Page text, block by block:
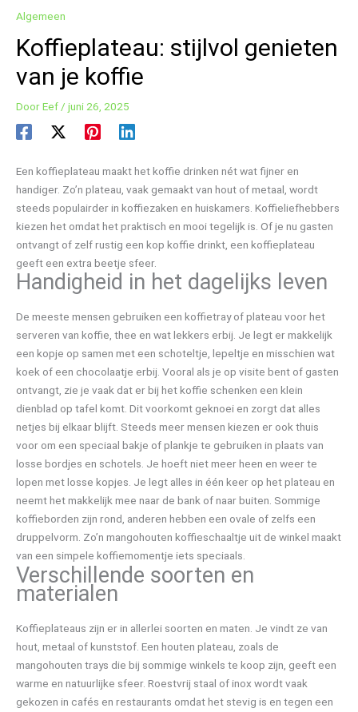
Algemeen
Koffieplateau: stijlvol genieten
van je koffie
DoorEef / juni 26, 2025
Een koffieplateau maakt het koffie drinken nét wat fijner en
handiger. Zo’n plateau, vaak gemaakt van hout of metaal, wordt
steeds populairder in koffiezaken en huiskamers. Koffieliefhebbers
kiezen het omdat het praktisch en mooi tegelijk is. Of je nu gasten
ontvangt of zelf rustig een kop koffie drinkt, een koffieplateau
geeft een extra beetje sfeer.
Handigheid in het dagelijks leven
De meeste mensen gebruiken een koffietray of plateau voor het
serveren van koffie, thee en wat lekkers erbij. Je legt er makkelijk
een kopje op samen met een schoteltje, lepeltje en misschien wat
koek of een chocolaatje erbij. Vooral als je op visite bent of gasten
ontvangt, zie je vaak dat er bij het koffie schenken een klein
dienblad op tafel komt. Dit voorkomt geknoei en zorgt dat alles
netjes bij elkaar blijft. Steeds meer mensen kiezen er ook thuis
voor om een speciaal bakje of plankje te gebruiken in plaats van
losse bordjes en schotels. Je hoeft niet meer heen en weer te
lopen met losse kopjes. Je legt alles in één keer op het plateau en
neemt het makkelijk mee naar de bank of naar buiten. Sommige
koffieborden zijn rond, anderen hebben een ovale of zelfs een
druppelvorm. Zo’n mangohouten koffieschaaltje uit de winkel maakt
van een simpele koffiemomentje iets speciaals.
Verschillende soorten en
materialen
Koffieplateaus zijn er in allerlei soorten en maten. Je vindt ze van
hout, metaal of kunststof. Een houten plateau, zoals de
mangohouten trays die bij sommige winkels te koop zijn, geeft een
warme en natuurlijke sfeer. Roestvrij staal of inox wordt vaak
gekozen in cafés en restaurants omdat het stevig is en tegen een